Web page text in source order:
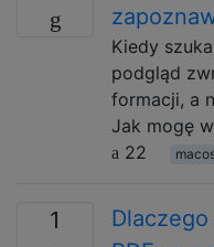
Kiedy
podgląd
formacji, a
Jak mogę
22
1